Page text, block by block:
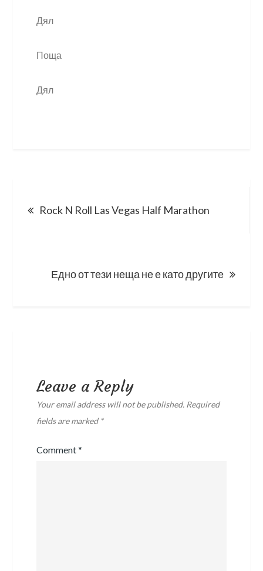
Дял
Поща
Дял
navigation
Rock N Roll Las Vegas Half Marathon
Едно от тези неща не е като другите
Leave a Reply
Your email address will not be published. Required
fields are marked *
Comment*